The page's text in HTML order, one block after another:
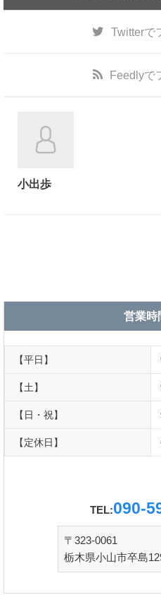
Twitterで
Feedlyで
小出歩
営業時
【平日】
【土】
【日・祝】
【定休日】
TEL:090-
〒323-0061
栃木県小山市卒島